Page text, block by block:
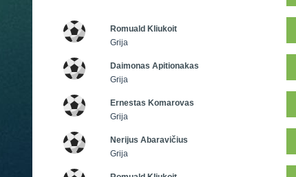
Romuald Kliukoit
Grija
Daimonas Apitionakas
Grija
Ernestas Komarovas
Grija
Nerijus Abaravičius
Grija